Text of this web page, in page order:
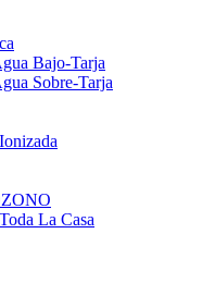
Bajo-Tarja
Sobre-Tarja
La Casa